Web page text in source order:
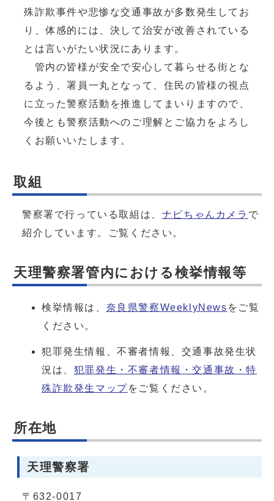
殊詐欺事件や悲惨な交通事故が多数発生してお
り、体感的には、決して治安が改善されている
とは言いがたい状況にあります。
管内の皆様が安全で安心して暮らせる街とな
るよう、署員一丸となって、住民の皆様の視点
に立った警察活動を推進してまいりますので、
今後とも警察活動へのご理解とご協力をよろし
くお願いいたします。
取組
警察署で行っている取組は、 ナピちゃんカメラ で
紹介しています。ご覧ください。
天理警察署管内における検挙情報等
検挙情報は、 奈良県警察WeeklyNews をご覧
ください。
犯罪発生情報、不審者情報、交通事故発生状
況は、 犯罪発生・不審者情報・交通事故・特
殊詐欺発生マップをご覧ください。
所在地
天理警察署
〒632-0017